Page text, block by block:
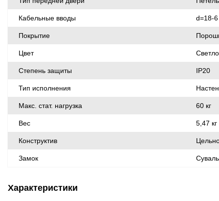
Кабельные вводы d=18-
Покрытие
Цвет
Степень защиты IP20
Тип исполнения
Макс. стат. нагрузка 60 кг
Вес 5,47 кг
Конструктив
Замок
Характеристики